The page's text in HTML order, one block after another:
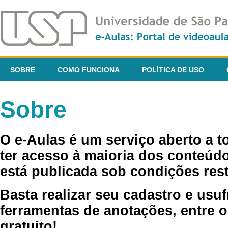
SOBRE COMO FUNCIONA POLÍTICA DE USO
Sobre
O e-Aulas é um serviço aberto a
ter acesso à maioria dos
está publicada sob condições
Basta realizar seu cadastro e
ferramentas de anotações, entre